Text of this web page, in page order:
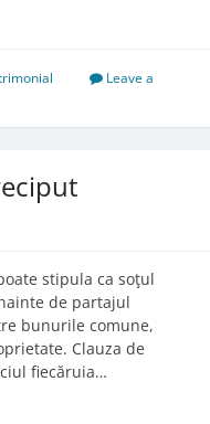
Leave a
stipula ca soţul
de partajul
bunurile comune,
Clauza de
fiecăruia…